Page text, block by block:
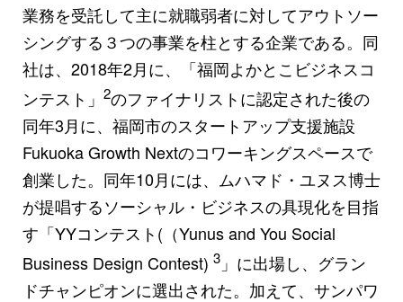
業務を受託して主に就職弱者に対してアウトソー
シングする３つの事業を柱とする企業である。同
社は、2018年2月に、「福岡よかとこビジネスコ
ンテスト」 2のファイナリストに認定された後の
同年3月に、福岡市のスタートアップ支援施設
Fukuoka Growth Nextのコワーキングスペースで
創業した。同年10月には、ムハマド・ユヌス博士
が提唱するソーシャル・ビジネスの具現化を目指
す「YYコンテスト(（Yunus and You Social
Business Design Contest) 3 」に出場し、グラン
ドチャンピオンに選出された。加えて、サンパワ